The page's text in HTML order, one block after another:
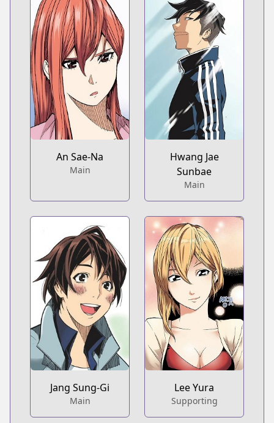
An Sae-Na
Main
Hwang Jae
Sunbae
Main
Jang Sung-Gi
Main
Lee Yura
Supporting